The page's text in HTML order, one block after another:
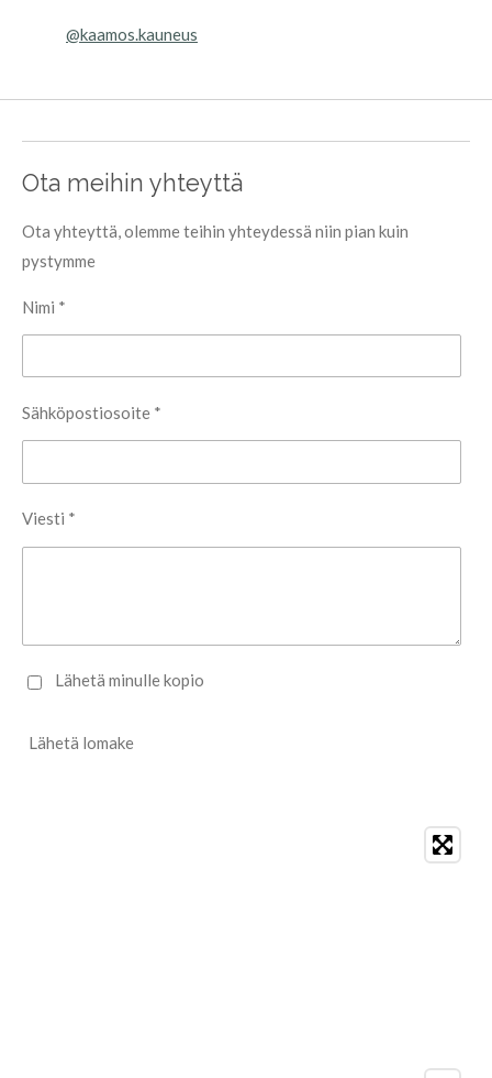
@kaamos.kauneus
Ota meihin yhteyttä
Ota yhteyttä, olemme teihin yhteydessä niin pian kuin
pystymme
Nimi *
Sähköpostiosoite *
Viesti *
Lähetä minulle kopio
Lähetä lomake